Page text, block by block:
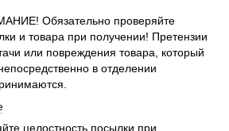
Обязательно проверяйте
и товара при получении! Претензии
или повреждения товара, который
в отделении
целостность посылки при